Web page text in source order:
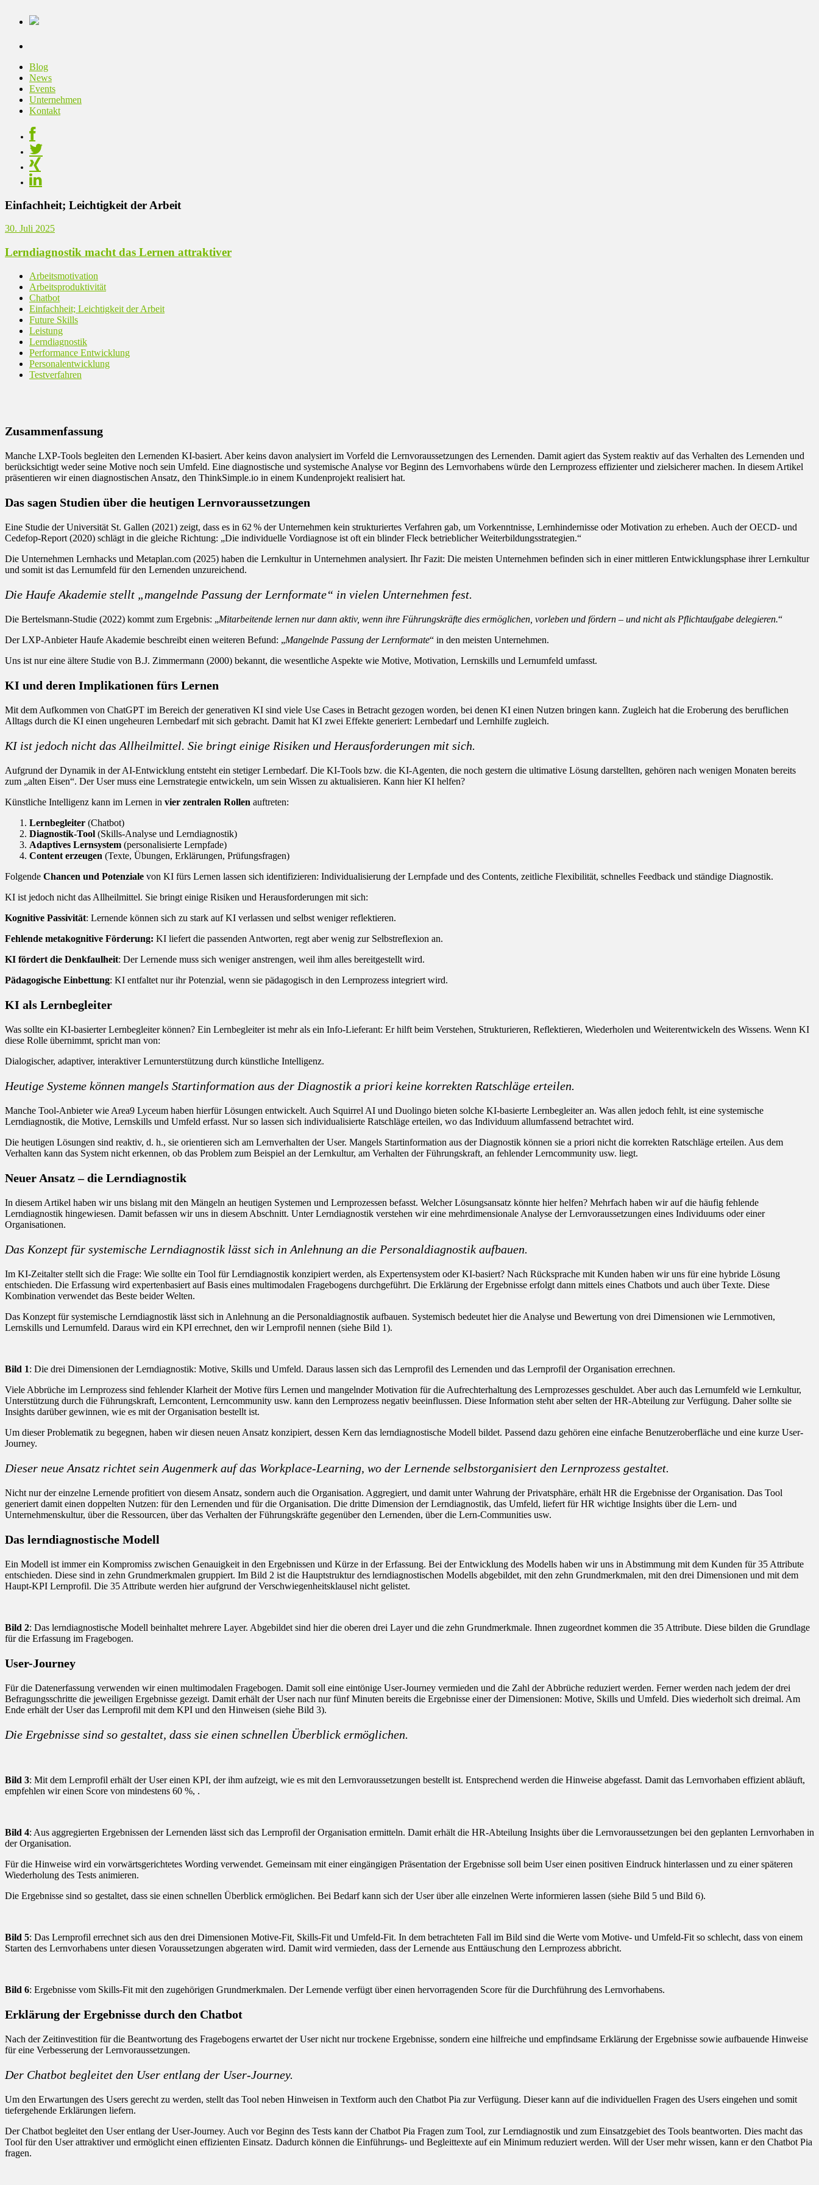
Blog
News
Events
Unternehmen
Kontakt
Einfachheit; Leichtigkeit der Arbeit
30. Juli 2025
Lerndiagnostik macht das Lernen attraktiver
Arbeitsmotivation
Arbeitsproduktivität
Chatbot
Einfachheit; Leichtigkeit der Arbeit
Future Skills
Leistung
Lerndiagnostik
Performance Entwicklung
Personalentwicklung
Testverfahren
Zusammenfassung
Manche LXP-Tools begleiten den Lernenden KI-basiert. Aber keins davon analysiert im Vorfeld die Lernvoraussetzungen des Lernenden. Damit agiert das System reaktiv auf das Verhalten des Lernenden und
berücksichtigt weder seine Motive noch sein Umfeld. Eine diagnostische und systemische Analyse vor Beginn des Lernvorhabens würde den Lernprozess effizienter und zielsicherer machen. In diesem Artikel
präsentieren wir einen diagnostischen Ansatz, den ThinkSimple.io in einem Kundenprojekt realisiert hat.
Das sagen Studien über die heutigen Lernvoraussetzungen
Eine Studie der Universität St. Gallen (2021) zeigt, dass es in 62 % der Unternehmen kein strukturiertes Verfahren gab, um Vorkenntnisse, Lernhindernisse oder Motivation zu erheben. Auch der OECD- und
Cedefop-Report (2020) schlägt in die gleiche Richtung: „Die individuelle Vordiagnose ist oft ein blinder Fleck betrieblicher Weiterbildungsstrategien.“
Die Unternehmen Lernhacks und Metaplan.com (2025) haben die Lernkultur in Unternehmen analysiert. Ihr Fazit: Die meisten Unternehmen befinden sich in einer mittleren Entwicklungsphase ihrer Lernkultur
und somit ist das Lernumfeld für den Lernenden unzureichend.
Die Haufe Akademie stellt „mangelnde Passung der Lernformate“ in vielen Unternehmen fest.
Die Bertelsmann-Studie (2022) kommt zum Ergebnis: „Mitarbeitende lernen nur dann aktiv, wenn ihre Führungskräfte dies ermöglichen, vorleben und fördern – und nicht als Pflichtaufgabe delegieren.“
Der LXP-Anbieter Haufe Akademie beschreibt einen weiteren Befund: „Mangelnde Passung der Lernformate“ in den meisten Unternehmen.
Uns ist nur eine ältere Studie von B.J. Zimmermann (2000) bekannt, die wesentliche Aspekte wie Motive, Motivation, Lernskills und Lernumfeld umfasst.
KI und deren Implikationen fürs Lernen
Mit dem Aufkommen von ChatGPT im Bereich der generativen KI sind viele Use Cases in Betracht gezogen worden, bei denen KI einen Nutzen bringen kann. Zugleich hat die Eroberung des beruflichen
Alltags durch die KI einen ungeheuren Lernbedarf mit sich gebracht. Damit hat KI zwei Effekte generiert: Lernbedarf und Lernhilfe zugleich.
KI ist jedoch nicht das Allheilmittel. Sie bringt einige Risiken und Herausforderungen mit sich.
Aufgrund der Dynamik in der AI-Entwicklung entsteht ein stetiger Lernbedarf. Die KI-Tools bzw. die KI-Agenten, die noch gestern die ultimative Lösung darstellten, gehören nach wenigen Monaten bereits
zum „alten Eisen“. Der User muss eine Lernstrategie entwickeln, um sein Wissen zu aktualisieren. Kann hier KI helfen?
Künstliche Intelligenz kann im Lernen in vier zentralen Rollen auftreten:
Lernbegleiter (Chatbot)
Diagnostik-Tool (Skills-Analyse und Lerndiagnostik)
Adaptives Lernsystem (personalisierte Lernpfade)
Content erzeugen (Texte, Übungen, Erklärungen, Prüfungsfragen)
Folgende Chancen und Potenziale von KI fürs Lernen lassen sich identifizieren: Individualisierung der Lernpfade und des Contents, zeitliche Flexibilität, schnelles Feedback und ständige Diagnostik.
KI ist jedoch nicht das Allheilmittel. Sie bringt einige Risiken und Herausforderungen mit sich:
Kognitive Passivität: Lernende können sich zu stark auf KI verlassen und selbst weniger reflektieren.
Fehlende metakognitive Förderung: KI liefert die passenden Antworten, regt aber wenig zur Selbstreflexion an.
KI fördert die Denkfaulheit: Der Lernende muss sich weniger anstrengen, weil ihm alles bereitgestellt wird.
Pädagogische Einbettung: KI entfaltet nur ihr Potenzial, wenn sie pädagogisch in den Lernprozess integriert wird.
KI als Lernbegleiter
Was sollte ein KI-basierter Lernbegleiter können? Ein Lernbegleiter ist mehr als ein Info-Lieferant: Er hilft beim Verstehen, Strukturieren, Reflektieren, Wiederholen und Weiterentwickeln des Wissens. Wenn KI
diese Rolle übernimmt, spricht man von:
Dialogischer, adaptiver, interaktiver Lernunterstützung durch künstliche Intelligenz.
Heutige Systeme können mangels Startinformation aus der Diagnostik a priori keine korrekten Ratschläge erteilen.
Manche Tool-Anbieter wie Area9 Lyceum haben hierfür Lösungen entwickelt. Auch Squirrel AI und Duolingo bieten solche KI-basierte Lernbegleiter an. Was allen jedoch fehlt, ist eine systemische
Lerndiagnostik, die Motive, Lernskills und Umfeld erfasst. Nur so lassen sich individualisierte Ratschläge erteilen, wo das Individuum allumfassend betrachtet wird.
Die heutigen Lösungen sind reaktiv, d. h., sie orientieren sich am Lernverhalten der User. Mangels Startinformation aus der Diagnostik können sie a priori nicht die korrekten Ratschläge erteilen. Aus dem
Verhalten kann das System nicht erkennen, ob das Problem zum Beispiel an der Lernkultur, am Verhalten der Führungskraft, an fehlender Lerncommunity usw. liegt.
Neuer Ansatz – die Lerndiagnostik
In diesem Artikel haben wir uns bislang mit den Mängeln an heutigen Systemen und Lernprozessen befasst. Welcher Lösungsansatz könnte hier helfen? Mehrfach haben wir auf die häufig fehlende
Lerndiagnostik hingewiesen. Damit befassen wir uns in diesem Abschnitt. Unter Lerndiagnostik verstehen wir eine mehrdimensionale Analyse der Lernvoraussetzungen eines Individuums oder einer
Organisationen.
Das Konzept für systemische Lerndiagnostik lässt sich in Anlehnung an die Personaldiagnostik aufbauen.
Im KI-Zeitalter stellt sich die Frage: Wie sollte ein Tool für Lerndiagnostik konzipiert werden, als Expertensystem oder KI-basiert? Nach Rücksprache mit Kunden haben wir uns für eine hybride Lösung
entschieden. Die Erfassung wird expertenbasiert auf Basis eines multimodalen Fragebogens durchgeführt. Die Erklärung der Ergebnisse erfolgt dann mittels eines Chatbots und auch über Texte. Diese
Kombination verwendet das Beste beider Welten.
Das Konzept für systemische Lerndiagnostik lässt sich in Anlehnung an die Personaldiagnostik aufbauen. Systemisch bedeutet hier die Analyse und Bewertung von drei Dimensionen wie Lernmotiven,
Lernskills und Lernumfeld. Daraus wird ein KPI errechnet, den wir Lernprofil nennen (siehe Bild 1).
Bild 1: Die drei Dimensionen der Lerndiagnostik: Motive, Skills und Umfeld. Daraus lassen sich das Lernprofil des Lernenden und das Lernprofil der Organisation errechnen.
Viele Abbrüche im Lernprozess sind fehlender Klarheit der Motive fürs Lernen und mangelnder Motivation für die Aufrechterhaltung des Lernprozesses geschuldet. Aber auch das Lernumfeld wie Lernkultur,
Unterstützung durch die Führungskraft, Lerncontent, Lerncommunity usw. kann den Lernprozess negativ beeinflussen. Diese Information steht aber selten der HR-Abteilung zur Verfügung. Daher sollte sie
Insights darüber gewinnen, wie es mit der Organisation bestellt ist.
Um dieser Problematik zu begegnen, haben wir diesen neuen Ansatz konzipiert, dessen Kern das lerndiagnostische Modell bildet. Passend dazu gehören eine einfache Benutzeroberfläche und eine kurze User-
Journey.
Dieser neue Ansatz richtet sein Augenmerk auf das Workplace-Learning, wo der Lernende selbstorganisiert den Lernprozess gestaltet.
Nicht nur der einzelne Lernende profitiert von diesem Ansatz, sondern auch die Organisation. Aggregiert, und damit unter Wahrung der Privatsphäre, erhält HR die Ergebnisse der Organisation. Das Tool
generiert damit einen doppelten Nutzen: für den Lernenden und für die Organisation. Die dritte Dimension der Lerndiagnostik, das Umfeld, liefert für HR wichtige Insights über die Lern- und
Unternehmenskultur, über die Ressourcen, über das Verhalten der Führungskräfte gegenüber den Lernenden, über die Lern-Communities usw.
Das lerndiagnostische Modell
Ein Modell ist immer ein Kompromiss zwischen Genauigkeit in den Ergebnissen und Kürze in der Erfassung. Bei der Entwicklung des Modells haben wir uns in Abstimmung mit dem Kunden für 35 Attribute
entschieden. Diese sind in zehn Grundmerkmalen gruppiert. Im Bild 2 ist die Hauptstruktur des lerndiagnostischen Modells abgebildet, mit den zehn Grundmerkmalen, mit den drei Dimensionen und mit dem
Haupt-KPI Lernprofil. Die 35 Attribute werden hier aufgrund der Verschwiegenheitsklausel nicht gelistet.
Bild 2: Das lerndiagnostische Modell beinhaltet mehrere Layer. Abgebildet sind hier die oberen drei Layer und die zehn Grundmerkmale. Ihnen zugeordnet kommen die 35 Attribute. Diese bilden die Grundlage
für die Erfassung im Fragebogen.
User-Journey
Für die Datenerfassung verwenden wir einen multimodalen Fragebogen. Damit soll eine eintönige User-Journey vermieden und die Zahl der Abbrüche reduziert werden. Ferner werden nach jedem der drei
Befragungsschritte die jeweiligen Ergebnisse gezeigt. Damit erhält der User nach nur fünf Minuten bereits die Ergebnisse einer der Dimensionen: Motive, Skills und Umfeld. Dies wiederholt sich dreimal. Am
Ende erhält der User das Lernprofil mit dem KPI und den Hinweisen (siehe Bild 3).
Die Ergebnisse sind so gestaltet, dass sie einen schnellen Überblick ermöglichen.
Bild 3: Mit dem Lernprofil erhält der User einen KPI, der ihm aufzeigt, wie es mit den Lernvoraussetzungen bestellt ist. Entsprechend werden die Hinweise abgefasst. Damit das Lernvorhaben effizient abläuft,
empfehlen wir einen Score von mindestens 60 %, .
Bild 4: Aus aggregierten Ergebnissen der Lernenden lässt sich das Lernprofil der Organisation ermitteln. Damit erhält die HR-Abteilung Insights über die Lernvoraussetzungen bei den geplanten Lernvorhaben in
der Organisation.
Für die Hinweise wird ein vorwärtsgerichtetes Wording verwendet. Gemeinsam mit einer eingängigen Präsentation der Ergebnisse soll beim User einen positiven Eindruck hinterlassen und zu einer späteren
Wiederholung des Tests animieren.
Die Ergebnisse sind so gestaltet, dass sie einen schnellen Überblick ermöglichen. Bei Bedarf kann sich der User über alle einzelnen Werte informieren lassen (siehe Bild 5 und Bild 6).
Bild 5: Das Lernprofil errechnet sich aus den drei Dimensionen Motive-Fit, Skills-Fit und Umfeld-Fit. In dem betrachteten Fall im Bild sind die Werte vom Motive- und Umfeld-Fit so schlecht, dass von einem
Starten des Lernvorhabens unter diesen Voraussetzungen abgeraten wird. Damit wird vermieden, dass der Lernende aus Enttäuschung den Lernprozess abbricht.
Bild 6: Ergebnisse vom Skills-Fit mit den zugehörigen Grundmerkmalen. Der Lernende verfügt über einen hervorragenden Score für die Durchführung des Lernvorhabens.
Erklärung der Ergebnisse durch den Chatbot
Nach der Zeitinvestition für die Beantwortung des Fragebogens erwartet der User nicht nur trockene Ergebnisse, sondern eine hilfreiche und empfindsame Erklärung der Ergebnisse sowie aufbauende Hinweise
für eine Verbesserung der Lernvoraussetzungen.
Der Chatbot begleitet den User entlang der User-Journey.
Um den Erwartungen des Users gerecht zu werden, stellt das Tool neben Hinweisen in Textform auch den Chatbot Pia zur Verfügung. Dieser kann auf die individuellen Fragen des Users eingehen und somit
tiefergehende Erklärungen liefern.
Der Chatbot begleitet den User entlang der User-Journey. Auch vor Beginn des Tests kann der Chatbot Pia Fragen zum Tool, zur Lerndiagnostik und zum Einsatzgebiet des Tools beantworten. Dies macht das
Tool für den User attraktiver und ermöglicht einen effizienten Einsatz. Dadurch können die Einführungs- und Begleittexte auf ein Minimum reduziert werden. Will der User mehr wissen, kann er den Chatbot Pia
fragen.